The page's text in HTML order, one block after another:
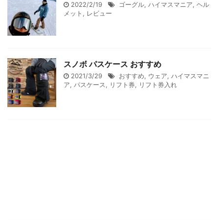
2022/2/19 ゴーグル, ハイマスマニア, ヘル
メット , レビュー
スノボ パスケース おすすめ
2021/3/29 おすすめ, ウェア, ハイマスマニ
ア, パスケース, リフト券, リフト券入れ